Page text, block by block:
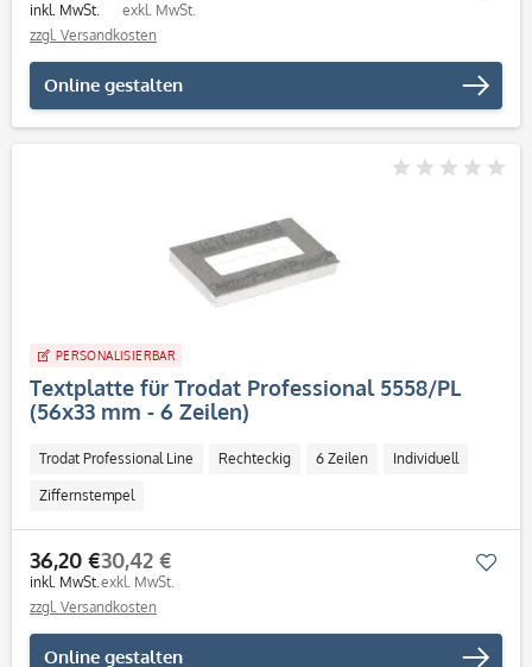
inkl. MwSt.
exkl. MwSt.
zzgl. Versandkosten
Online gestalten
PERSONALISIERBAR
Textplatte für Trodat Professional 5558/PL
(56x33 mm - 6 Zeilen)
Trodat Professional Line Rechteckig 6 Zeilen Individuell
Ziffernstempel
36,20 €
inkl. MwSt.
30,42 €
exkl. MwSt.
zzgl. Versandkosten
Online gestalten